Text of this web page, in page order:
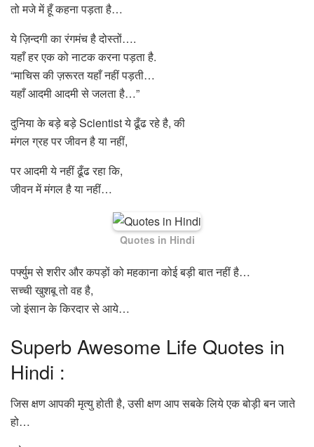
तो मजे में हूँ कहना पड़ता है…
ये ज़िन्दगी का रंगमंच है दोस्तों….
यहाँ हर एक को नाटक करना पड़ता है.
“माचिस की ज़रूरत यहाँ नहीं पड़ती…
यहाँ आदमी आदमी से जलता है…”
दुनिया के बड़े बड़े Scientist ये ढूँढ रहे है, की
मंगल ग्रह पर जीवन है या नहीं,
पर आदमी ये नहीं ढूँढ रहा कि,
जीवन में मंगल है या नहीं…
Quotes in Hindi
पर्फ्युम से शरीर और कपड़ों को महकाना कोई बड़ी बात नहीं है…
सच्ची खुशबू तो वह है,
जो इंसान के किरदार से आये…
Superb Awesome Life Quotes in
Hindi :
जिस क्षण आपकी मृत्यु होती है, उसी क्षण आप सबके लिये एक बोड़ी बन जाते
हो…